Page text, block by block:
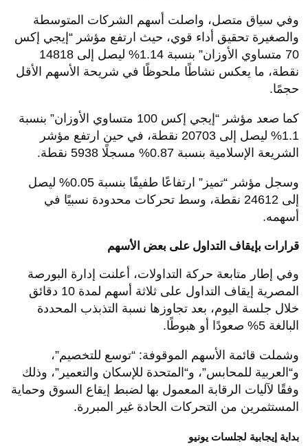
وفي سياق متصل، واصلت أسهم الشركات المتوسطة
والصغيرة تحقيق أداء قوي، حيث ارتفع مؤشر “إيجي إكس
70 متساوي الأوزان” بنسبة 1.14% ليصل إلى 14818
نقطة، ما يعكس نشاطًا ملحوظًا في شريحة الأسهم الأقل
حجمًا.
كما صعد مؤشر “إيجي إكس 100 متساوي الأوزان” بنسبة
1.1% ليصل إلى 20703 نقطة، في حين ارتفع مؤشر
الشريعة الإسلامية بنسبة 0.87% مسجلًا 5938 نقطة.
وسجل مؤشر “تميز” ارتفاعًا طفيفًا بنسبة 0.05% ليصل
إلى 24612 نقطة، وسط تحركات محدودة نسبيًا في
أسهمه.
قرارات بإيقاف التداول على بعض الأسهم
وفي إطار متابعة حركة التداولات، أعلنت إدارة البورصة
المصرية إيقاف التداول على ثلاثة أسهم لمدة 10 دقائق
خلال جلسة اليوم، بعد تجاوزها نسبة التذبذب المحددة
البالغة 5% صعودًا أو هبوطًا.
وشملت قائمة الأسهم الموقوفة: “توسع للتخصيم”،
و“العربية للمحابس”، و“المتحدة للإسكان والتعمير”، وذلك
وفقًا لآليات الرقابة المعمول بها لضبط إيقاع السوق وحماية
المستثمرين من التحركات الحادة غير المبررة.
بداية إيجابية لجلسات يونيو